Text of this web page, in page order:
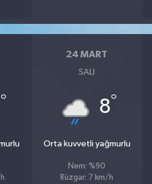
°
24 MART
SALI
8°
Orta kuvvetli yağmurlu
Nem: %90
Rüzgar: 7 km/h